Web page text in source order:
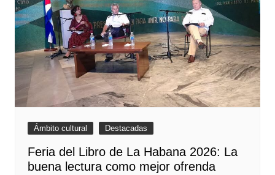
Ámbito cultural Destacadas
Feria del Libro de La Habana 2026: La
buena lectura como mejor ofrenda